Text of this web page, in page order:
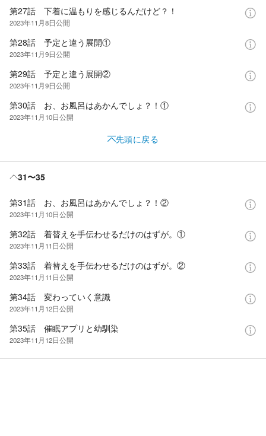
第27話 下着に温もりを感じるんだけど？！
2023年11月8日公開
第28話 予定と違う展開①
2023年11月9日公開
第29話 予定と違う展開②
2023年11月9日公開
第30話 お、お風呂はあかんでしょ？！①
2023年11月10日公開
先頭に戻る
31〜35
第31話 お、お風呂はあかんでしょ？！②
2023年11月10日公開
第32話 着替えを手伝わせるだけのはずが。①
2023年11月11日公開
第33話 着替えを手伝わせるだけのはずが。②
2023年11月11日公開
第34話 変わっていく意識
2023年11月12日公開
第35話 催眠アプリと幼馴染
2023年11月12日公開